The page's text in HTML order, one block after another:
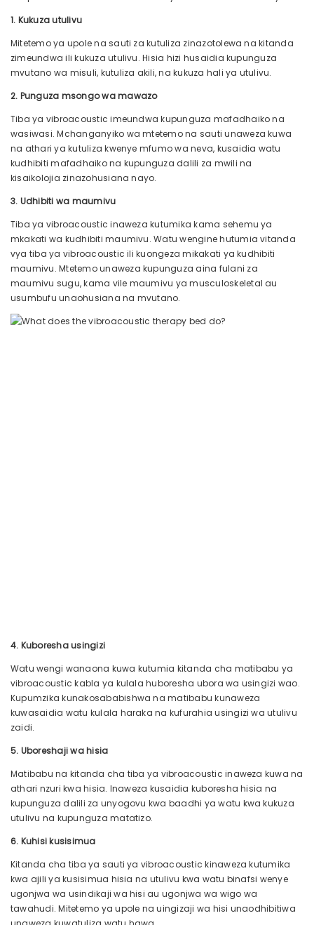
1. Kukuza utulivu
Mitetemo ya upole na sauti za kutuliza zinazotolewa na kitanda
zimeundwa ili kukuza utulivu. Hisia hizi husaidia kupunguza
mvutano wa misuli, kutuliza akili, na kukuza hali ya utulivu.
2. Punguza msongo wa mawazo
Tiba ya vibroacoustic imeundwa kupunguza mafadhaiko na
wasiwasi. Mchanganyiko wa mtetemo na sauti unaweza kuwa
na athari ya kutuliza kwenye mfumo wa neva, kusaidia watu
kudhibiti mafadhaiko na kupunguza dalili za mwili na
kisaikolojia zinazohusiana nayo.
3. Udhibiti wa maumivu
Tiba ya vibroacoustic inaweza kutumika kama sehemu ya
mkakati wa kudhibiti maumivu. Watu wengine hutumia vitanda
vya tiba ya vibroacoustic ili kuongeza mikakati ya kudhibiti
maumivu. Mtetemo unaweza kupunguza aina fulani za
maumivu sugu, kama vile maumivu ya musculoskeletal au
usumbufu unaohusiana na mvutano.
4. Kuboresha usingizi
Watu wengi wanaona kuwa kutumia kitanda cha matibabu ya
vibroacoustic kabla ya kulala huboresha ubora wa usingizi wao.
Kupumzika kunakosababishwa na matibabu kunaweza
kuwasaidia watu kulala haraka na kufurahia usingizi wa utulivu
zaidi.
5. Uboreshaji wa hisia
Matibabu na kitanda cha tiba ya vibroacoustic inaweza kuwa na
athari nzuri kwa hisia. Inaweza kusaidia kuboresha hisia na
kupunguza dalili za unyogovu kwa baadhi ya watu kwa kukuza
utulivu na kupunguza matatizo.
6. Kuhisi kusisimua
Kitanda cha tiba ya sauti ya vibroacoustic kinaweza kutumika
kwa ajili ya kusisimua hisia na utulivu kwa watu binafsi wenye
ugonjwa wa usindikaji wa hisi au ugonjwa wa wigo wa
tawahudi. Mitetemo ya upole na uingizaji wa hisi unaodhibitiwa